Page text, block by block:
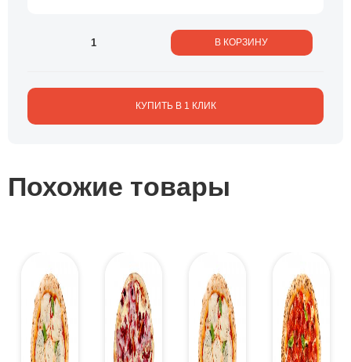
В КОРЗИНУ
КУПИТЬ В 1 КЛИК
Похожие товары